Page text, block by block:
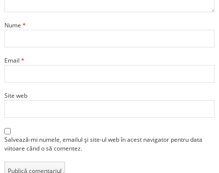
Nume *
Email *
Site web
Salvează-mi numele, emailul și site-ul web în acest navigator pentru data
viitoare când o să comentez.